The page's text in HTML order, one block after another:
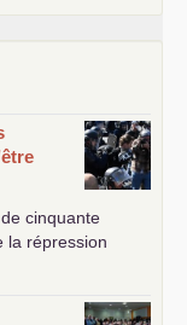
cinquante
la répression